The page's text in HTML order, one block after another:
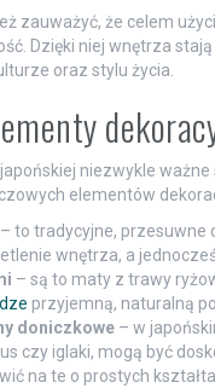
zauważyć, że celem
Dzięki niej wnętrza
oraz stylu życia.
niezwykle
elementów
– to tradycyjne, przesuwne
wnętrza, a
– są to maty z trawy
przyjemną, naturalną
doniczkowe– w
czy iglaki, mogą być
na te o prostych